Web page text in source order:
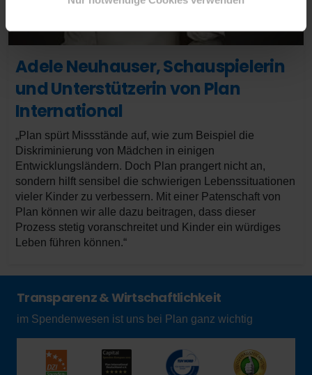
Adele Neuhauser, Schauspielerin
und Unterstützerin von Plan
International
„Plan spürt Missstände auf, wie zum Beispiel die
Diskriminierung von Mädchen in einigen
Entwicklungsländern. Doch Plan prangert nicht an,
sondern hilft sensibel die schwierigen Lebenssituationen
vieler Kinder zu verbessern. Mit einer Patenschaft von
Plan können wir alle dazu beitragen, dass dieser
Prozess stetig voranschreitet und Kinder ein würdiges
Leben führen können.“
Transparenz & Wirtschaftlichkeit
im Spendenwesen ist uns bei Plan ganz wichtig